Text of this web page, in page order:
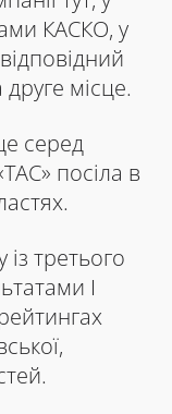
КАСКО, у
місце.
серед
посіла в
третього
І